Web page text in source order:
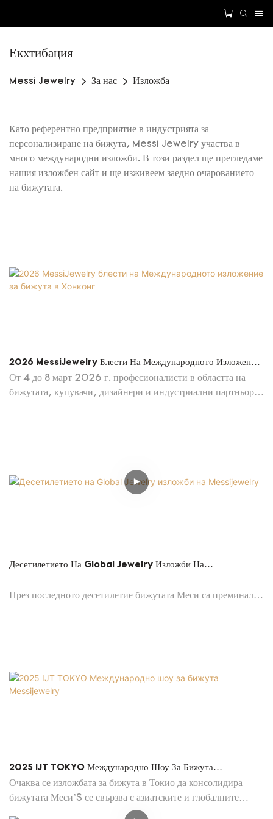
Екхтибация
Messi Jewelry За нас Изложба
Като референтно предприятие в индустрията за
персонализиране на бижута, Messi Jewelry участва в
много международни изложби. В този раздел ще прегледаме
нашия изложбен сайт и ще изживеем заедно очарованието
на бижутата.
2026 MessiJewelry Блести На Международното Изложение
За Бижута В Хонконг
От 4 до 8 март 2026 г. професионалисти в областта на
бижутата, купувачи, дизайнери и индустриални партньори
Десетилетието На Global Jewelry Изложби На
През последното десетилетие бижутата Меси са преминали
2025 IJT TOKYO Международно Шоу За Бижута
Messijewelry
Очаква се изложбата за бижута в Токио да консолидира
бижутата Меси’S се свързва с азиатските и глобалните
пазари, което позволява нови възможности за съвместна